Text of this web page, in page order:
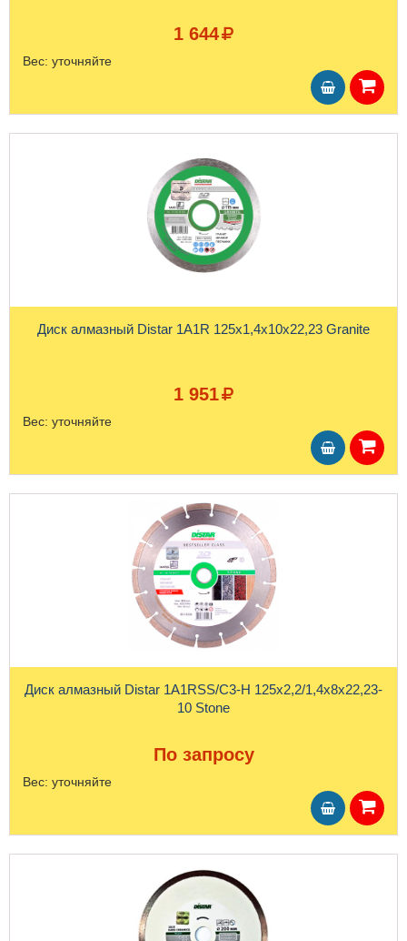
1 644
Вес: уточняйте
Диск алмазный Distar 1A1R 125x1,4x10x22,23 Granite
1 951
Вес: уточняйте
Диск алмазный Distar 1A1RSS/C3-H 125x2,2/1,4x8x22,23-
10 Stone
По запросу
Вес: уточняйте